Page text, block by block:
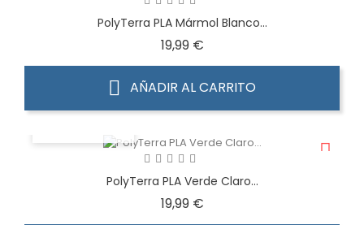
PolyTerra PLA Mármol Blanco...
19,99 €Precio
AÑADIR AL CARRITO
PolyTerra PLA Verde Claro...
19,99 €Precio